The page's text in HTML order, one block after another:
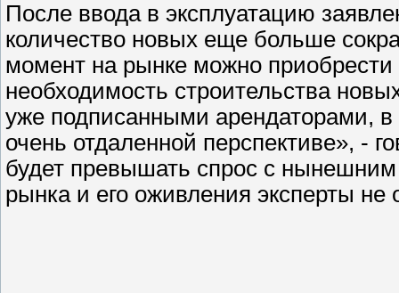
После ввода в эксплуатацию
количество новых еще больше
момент на рынке можно
необходимость строительства
уже подписанными арендаторами,
очень отдаленной перспективе», -
будет превышать спрос с
рынка и его оживления эксперты не